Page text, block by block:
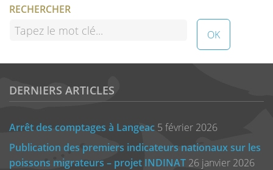
RECHERCHER
DERNIERS ARTICLES
Arrêt des comptages à Langeac 5 février 2026
Publication des premiers indicateurs nationaux sur les
poissons migrateurs – projet INDINAT 26 janvier 2026